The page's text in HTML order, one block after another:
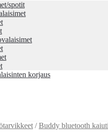
spotit
korjaus
/Buddy bluetooth